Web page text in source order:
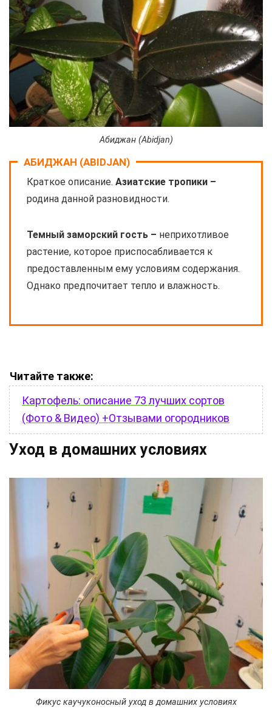
Абиджан (Abidjan)
АБИДЖАН (ABIDJAN)
Краткое описание. Азиатские тропики –
родина данной разновидности.
Темный заморский гость – неприхотливое
растение, которое приспосабливается к
предоставленным ему условиям содержания.
Однако предпочитает тепло и влажность.
Читайте также:
Картофель: описание 73 лучших сортов
(Фото & Видео) +Отзывами огородников
Уход в домашних условиях
Фикус каучуконосный уход в домашних условиях